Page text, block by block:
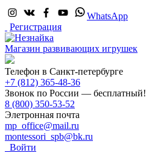
WhatsApp
Регистрация
Магазин развивающих игрушек
Телефон в Санкт-петербурге
+7 (812) 365-48-36
Звонок по России — бесплатный!
8 (800) 350-53-52
Элетронная почта
mp_office@mail.ru
montessori_spb@bk.ru
Войти